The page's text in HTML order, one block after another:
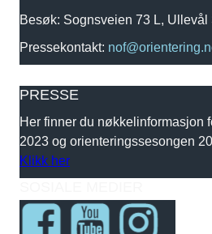
Besøk: Sognsveien 73 L, Ullevål
Pressekontakt:
PRESSE
Her finner du nøkkelinformasjon
2023 og orienteringssesongen
Klikk her